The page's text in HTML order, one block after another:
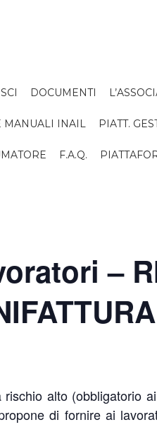
DOCUMENTI
MANUALI INAIL PIATT.
F.A.Q.
–
alto (obbligatorio
di fornire ai